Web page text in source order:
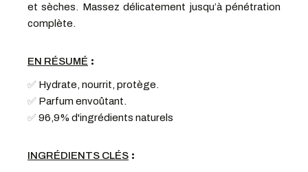
et sèches. Massez délicatement jusqu’à pénétration
complète.
EN RÉSUMÉ :
✅ Hydrate, nourrit, protège.
✅ Parfum envoûtant.
✅ 96,9% d'ingrédients naturels
INGRÉDIENTS CLÉS :